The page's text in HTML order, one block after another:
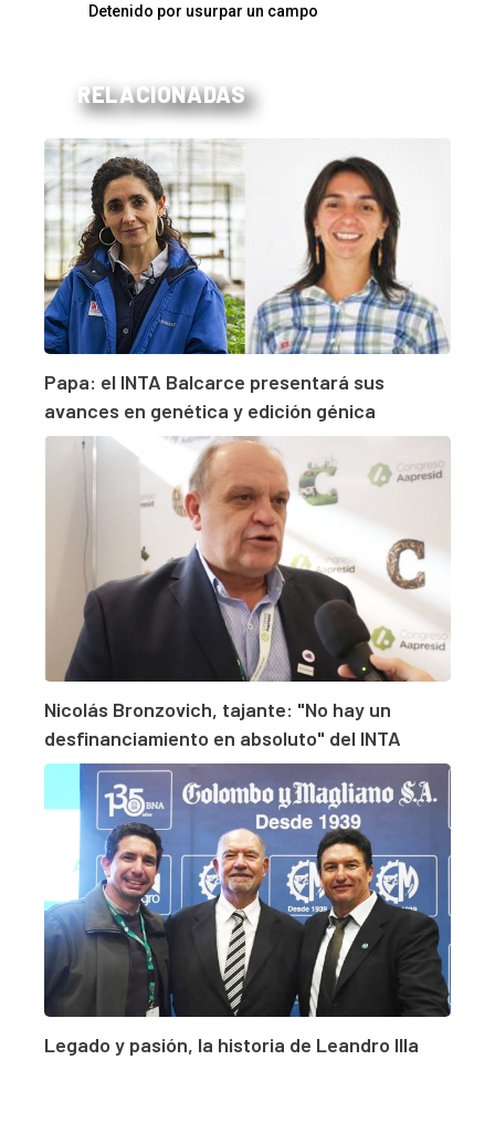
Detenido por usurpar un campo
RELACIONADAS
Papa: el INTA Balcarce presentará sus
avances en genética y edición génica
Nicolás Bronzovich, tajante: "No hay un
desfinanciamiento en absoluto" del INTA
Legado y pasión, la historia de Leandro Illa